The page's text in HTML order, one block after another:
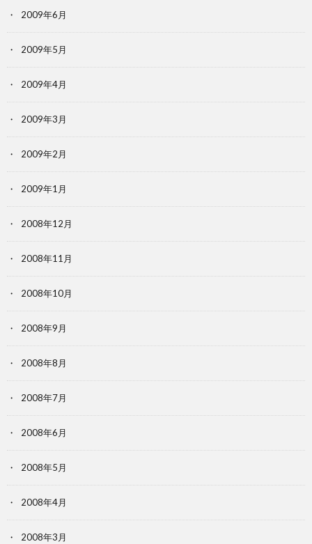
2009年6月
2009年5月
2009年4月
2009年3月
2009年2月
2009年1月
2008年12月
2008年11月
2008年10月
2008年9月
2008年8月
2008年7月
2008年6月
2008年5月
2008年4月
2008年3月